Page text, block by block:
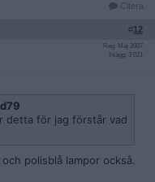
till en man som heter
sparka till cyklarna
vilket i de flesta
de faller omkull. En låg
inte tagit med en
en tidsfråga.
det mot betalning?
Citera
#12
Reg: Maj 2007
Inlägg: 3 021
detta för jag förstår vad
polisblå lampor också.